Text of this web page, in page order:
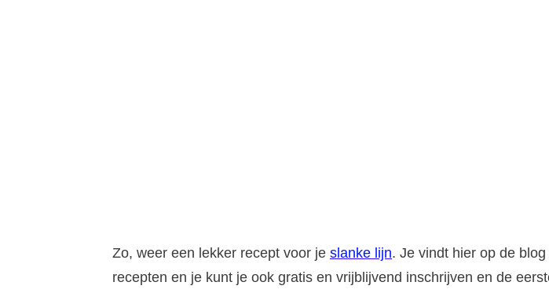
Zo, weer een lekker recept voor je slanke lijn. Je vindt hier op de
recepten en je kunt je ook gratis en vrijblijvend inschrijven en de